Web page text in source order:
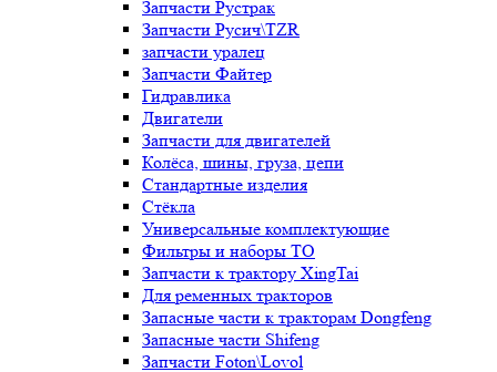
Запчасти Рустрак
Запчасти Русич\TZR
запчасти уралец
Запчасти Файтер
Гидравлика
Двигатели
Запчасти для двигателей
Колёса, шины, груза, цепи
Стандартные изделия
Стёкла
Универсальные комплектующие
Фильтры и наборы ТО
Запчасти к трактору XingTai
Для ременных тракторов
Запасные части к тракторам Dongfeng
Запасные части Shifeng
Запчасти Foton\Lovol